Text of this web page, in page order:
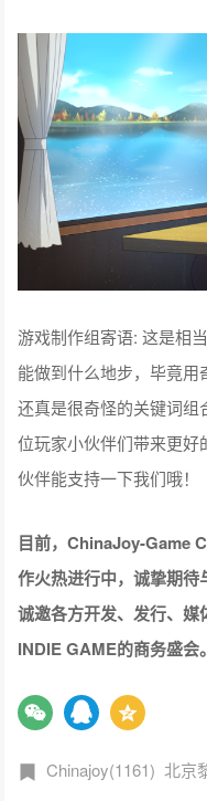
游戏制作组寄语: 这是相
能做到什么地步，毕竟
还真是很奇怪的关键词
位玩家小伙伴们带来更
伙伴能支持一下我们哦！
目前，ChinaJoy-Game
作火热进行中，诚挚期待
诚邀各方开发、发行、
INDIE GAME的商务盛会。
Chinajoy(1161) 北京